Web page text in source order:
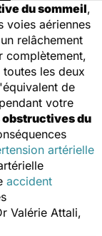
du sommeil,
voies aériennes
relâchement
complètement,
les deux
de
votre
obstructives du
artérielle
accident
Valérie Attali,